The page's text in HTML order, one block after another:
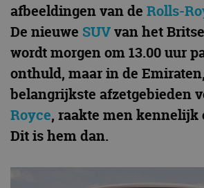
afbeeldingen van de Rolls-
De nieuwe SUVvan het
wordt morgen om 13.00 uur
onthuld, maar in de
belangrijkste afzetgebieden
Royce, raakte men kennelijk
Dit is hem dan.